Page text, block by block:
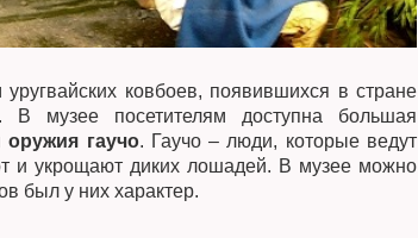
ковбоев, появившихся в стране
В музее посетителям доступна большая
оружия гаучо. Гаучо – люди, которые ведут
и укрощают диких лошадей. В музее можно
был у них характер.